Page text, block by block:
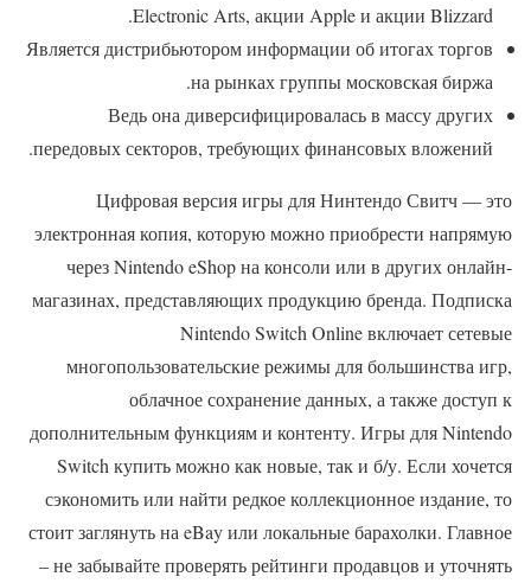
Electronic Arts, акции Apple и акции Blizzard.
Является дистрибьютором информации об итогах торгов
на рынках группы московская биржа.
Ведь она диверсифицировалась в массу других
передовых секторов, требующих финансовых вложений.
Цифровая версия игры для Нинтендо Свитч — это
электронная копия, которую можно приобрести напрямую
через Nintendo eShop на консоли или в других онлайн-
магазинах, представляющих продукцию бренда. Подписка
Nintendo Switch Online включает сетевые
многопользовательские режимы для большинства игр,
облачное сохранение данных, а также доступ к
дополнительным функциям и контенту. Игры для Nintendo
Switch купить можно как новые, так и б/у. Если хочется
сэкономить или найти редкое коллекционное издание, то
стоит заглянуть на eBay или локальные барахолки. Главное
– не забывайте проверять рейтинги продавцов и уточнять